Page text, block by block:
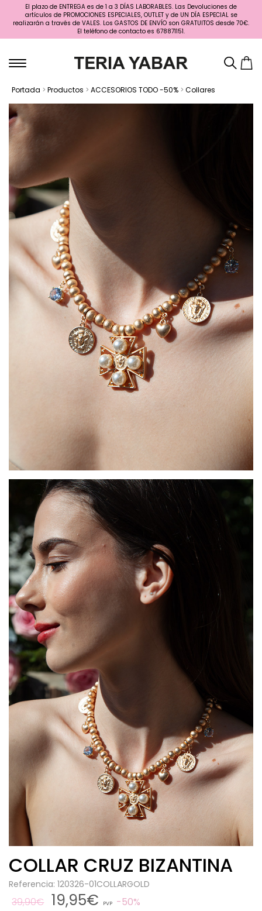
El plazo de ENTREGA es de 1 a 3 DÍAS LABORABLES. Las Devoluciones de
artículos de PROMOCIONES ESPECIALES, OUTLET y de UN DÍA ESPECIAL se
realizarán a través de VALES. Los GASTOS DE ENVÍO son GRATUITOS desde 70€.
El teléfono de contacto es 678871151.
Portada > Productos > ACCESORIOS TODO -50% > Collares
COLLAR CRUZ BIZANTINA
Referencia: 120326-01COLLARGOLD
39,90€ 19,95€ PVP 50%